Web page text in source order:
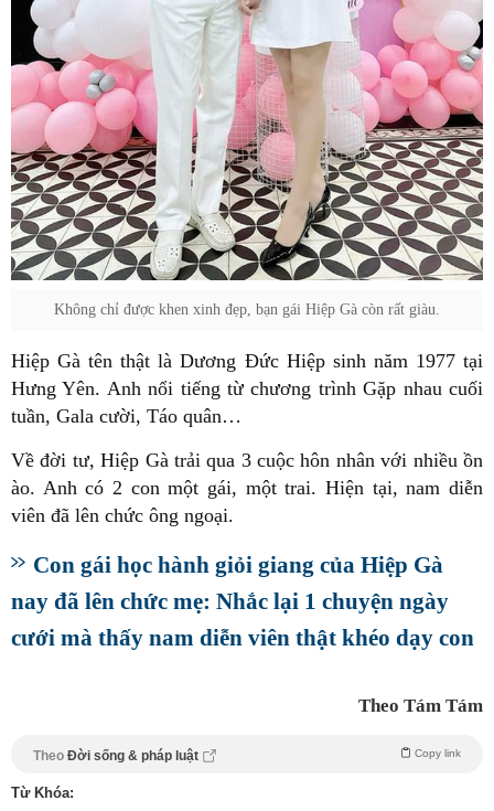
Không chỉ được khen xinh đẹp, bạn gái Hiệp Gà còn rất giàu.
Hiệp Gà tên thật là Dương Đức Hiệp sinh năm 1977 tại
Hưng Yên. Anh nổi tiếng từ chương trình Gặp nhau cuối
tuần, Gala cười, Táo quân…
Về đời tư, Hiệp Gà trải qua 3 cuộc hôn nhân với nhiều ồn
ào. Anh có 2 con một gái, một trai. Hiện tại, nam diễn
viên đã lên chức ông ngoại.
Con gái học hành giỏi giang của Hiệp Gà
nay đã lên chức mẹ: Nhắc lại 1 chuyện ngày
cưới mà thấy nam diễn viên thật khéo dạy con
Theo Tám Tám
Theo Đời sống & pháp luật Copy link
Từ Khóa: